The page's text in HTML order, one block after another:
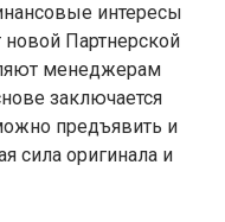
интересы
Партнерской
менеджерам
заключается
предъявить и
сила оригинала и